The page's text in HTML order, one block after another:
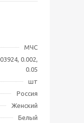
МЧС
0.002,
0.05
шт
Россия
Женский
Белый